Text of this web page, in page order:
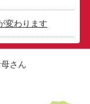
変わります
さん